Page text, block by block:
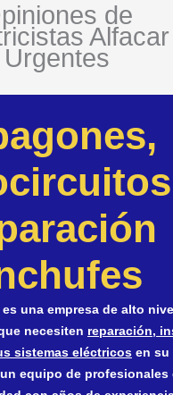
de
Alfacar
Urgentes
es una empresa de alto
necesiten reparación,
sistemas eléctricos en su
equipo de profesionales